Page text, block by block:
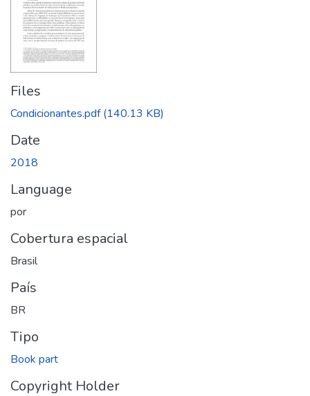
Files
Condicionantes.pdf(140.13 KB)
Date
2018
Language
por
Cobertura espacial
Brasil
País
BR
Tipo
Book part
Copyright Holder